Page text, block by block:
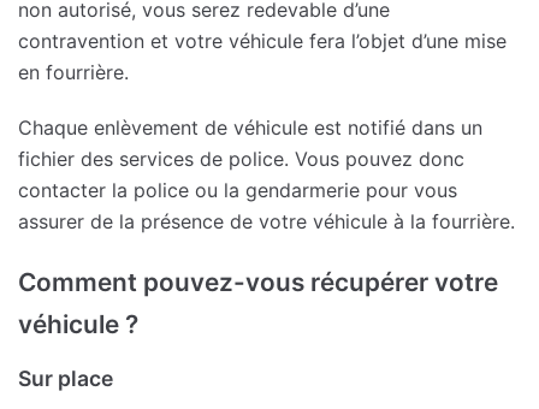
non autorisé, vous serez redevable d’une
contravention et votre véhicule fera l’objet d’une mise
en fourrière.
Chaque enlèvement de véhicule est notifié dans un
fichier des services de police. Vous pouvez donc
contacter la police ou la gendarmerie pour vous
assurer de la présence de votre véhicule à la fourrière.
Comment pouvez-vous récupérer votre
véhicule ?
Sur place